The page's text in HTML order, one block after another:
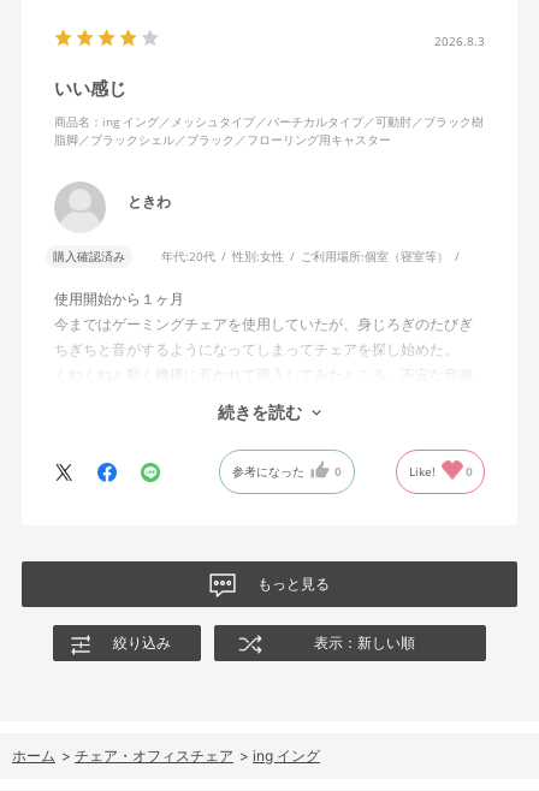
2026.8.3
いい感じ
商品名：ing イング／メッシュタイプ／バーチカルタイプ／可動肘／ブラック樹
脂脚／ブラックシェル／ブラック／フローリング用キャスター
ときわ
購入確認済み 年代:20代 性別:女性 ご利用場所:個室（寝室等）
使用開始から１ヶ月
今まではゲーミングチェアを使用していたが、身じろぎのたびぎ
ちぎちと音がするようになってしまってチェアを探し始めた。
くねくねと動く機構に惹かれて購入してみたところ、不安な音鳴
りは無くなった！但し座る時と立つ時はカッチョンと音がする。
これは座っていない時に椅子が倒れないように立ち上がると水平
に保つ機構があるようだ。
絵を描くのと、ゲームをするためのデスクで使用しているためお
尻についてくるフレキシブルな座面が嬉しい。
続きを読む
参考になった 0 Like! 0
もっと見る
絞り込み 表示：新しい順
ホーム > チェア・オフィスチェア > ing イング